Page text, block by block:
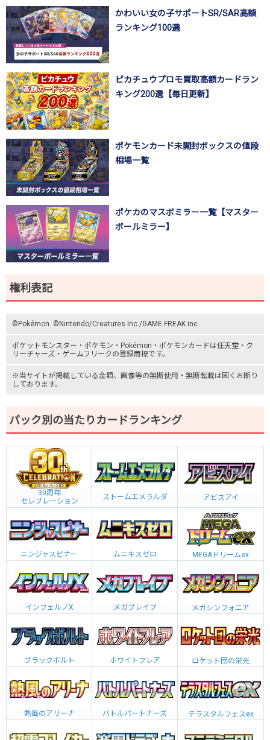
かわいい女の子サポートSR/SAR高額
ランキング100選
ピカチュウプロモ買取高額カードラン
キング200選【毎日更新】
ポケモンカード未開封ボックスの値段
相場一覧
ポケカのマスボミラー一覧【マスター
ボールミラー】
権利表記
©Pokémon. ©Nintendo/Creatures Inc./GAME FREAK inc.
ポケットモンスター ・ポケモン・Pokémon・ ポケモンカードは任天堂・ ク
リーチャーズ ・ ゲームフリークの登録商標です。
※当サイトが掲載している金額、画像等の無断使用・無断転載は固くお断り
しております。
パック別の当たりカードランキング
30周年
セレブレーション
ストームエメラルダ アビスアイ
ニンジャスピナー ムニキスゼロ MEGAドリームex
インフェルノX メガブレイブ メガシンフォニア
ブラックボルト ホワイトフレア ロケット団の栄光
熱風のアリーナ バトルパートナーズ テラスタルフェスex